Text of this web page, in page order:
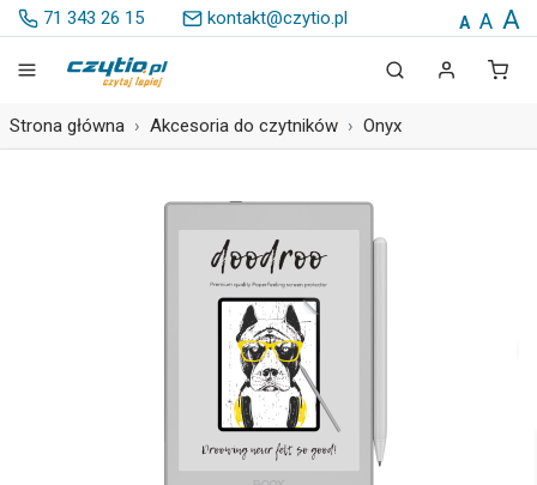
71 343 26 15 kontakt@czytio.pl A A A
Strona główna Akcesoria do czytników Onyx